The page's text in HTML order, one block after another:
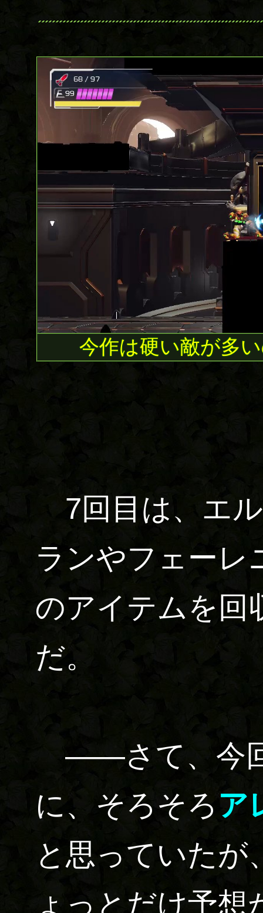
今作は硬い敵が多
7回目は、エ
ランやフェーレ
のアイテムを回
だ。
――さて、今
に、そろそろ ア
と思っていたが
ょっとだけ予